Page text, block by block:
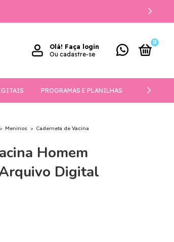
Olá! Faça login
Ou cadastre-se
0
PROGRAMAS E PLANILHAS
> Meninos > Caderneta de Vacina
Homem
Digital